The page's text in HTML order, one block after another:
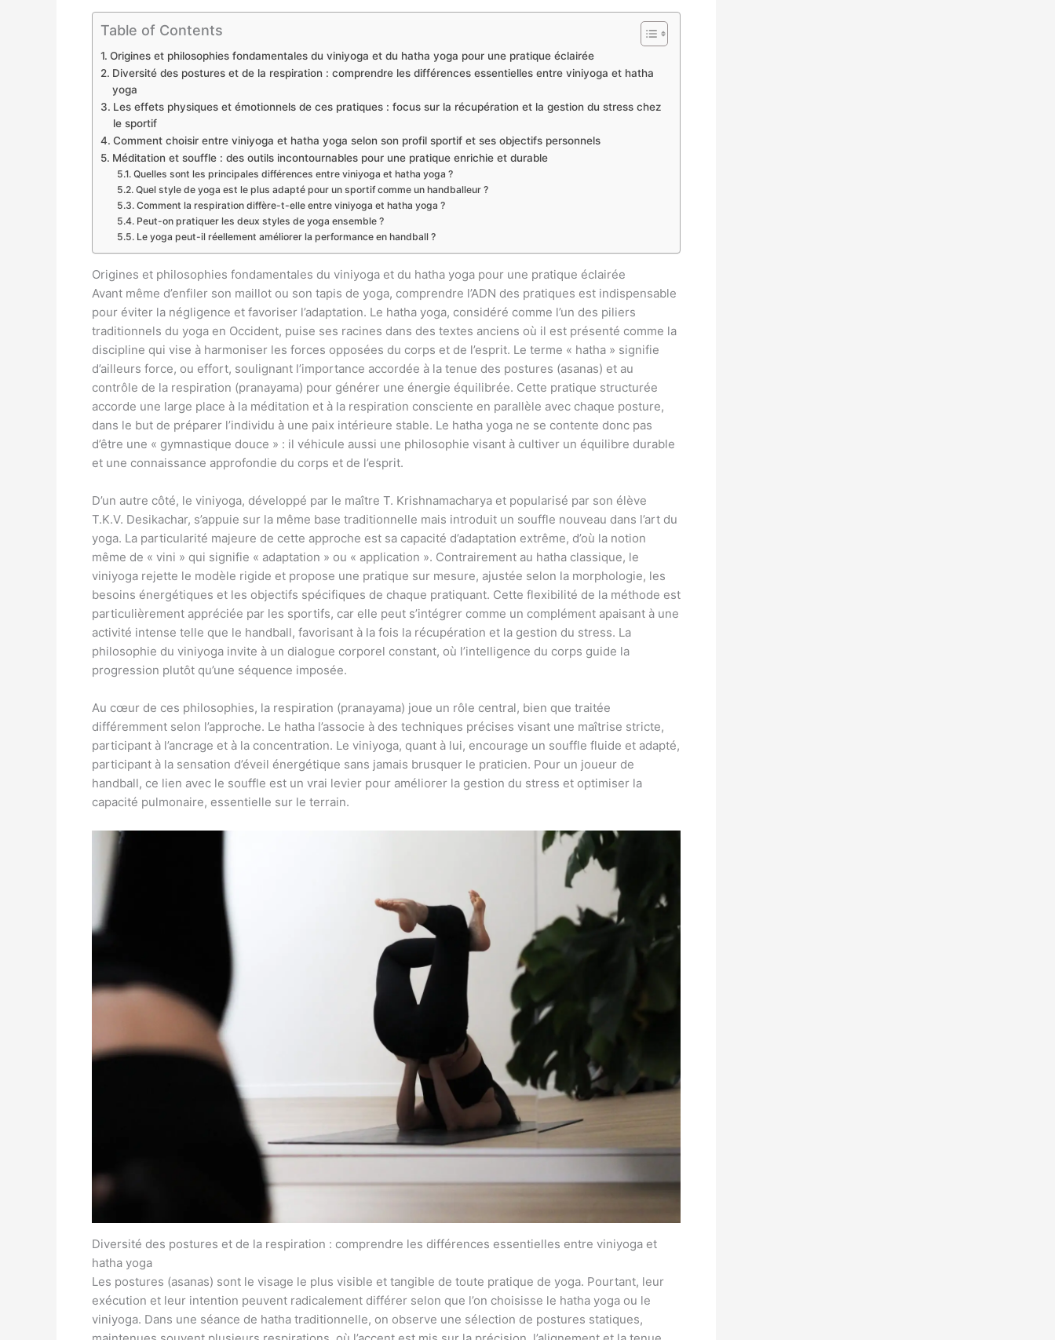
Table of Contents
Origines et philosophies fondamentales du viniyoga et du hatha yoga pour une pratique éclairée
Diversité des postures et de la respiration : comprendre les différences essentielles entre viniyoga et hatha
yoga
Les effets physiques et émotionnels de ces pratiques : focus sur la récupération et la gestion du stress chez
le sportif
Comment choisir entre viniyoga et hatha yoga selon son profil sportif et ses objectifs personnels
Méditation et souffle : des outils incontournables pour une pratique enrichie et durable
Quelles sont les principales différences entre viniyoga et hatha yoga ?
Quel style de yoga est le plus adapté pour un sportif comme un handballeur ?
Comment la respiration diffère-t-elle entre viniyoga et hatha yoga ?
Peut-on pratiquer les deux styles de yoga ensemble ?
Le yoga peut-il réellement améliorer la performance en handball ?
Origines et philosophies fondamentales du viniyoga et du hatha yoga pour une pratique éclairée
Avant même d’enfiler son maillot ou son tapis de yoga, comprendre l’ADN des pratiques est indispensable
pour éviter la négligence et favoriser l’adaptation. Le hatha yoga, considéré comme l’un des piliers
traditionnels du yoga en Occident, puise ses racines dans des textes anciens où il est présenté comme la
discipline qui vise à harmoniser les forces opposées du corps et de l’esprit. Le terme « hatha » signifie
d’ailleurs force, ou effort, soulignant l’importance accordée à la tenue des postures (asanas) et au
contrôle de la respiration (pranayama) pour générer une énergie équilibrée. Cette pratique structurée
accorde une large place à la méditation et à la respiration consciente en parallèle avec chaque posture,
dans le but de préparer l’individu à une paix intérieure stable. Le hatha yoga ne se contente donc pas
d’être une « gymnastique douce » : il véhicule aussi une philosophie visant à cultiver un équilibre durable
et une connaissance approfondie du corps et de l’esprit.
D’un autre côté, le viniyoga, développé par le maître T. Krishnamacharya et popularisé par son élève
T.K.V. Desikachar, s’appuie sur la même base traditionnelle mais introduit un souffle nouveau dans l’art du
yoga. La particularité majeure de cette approche est sa capacité d’adaptation extrême, d’où la notion
même de « vini » qui signifie « adaptation » ou « application ». Contrairement au hatha classique, le
viniyoga rejette le modèle rigide et propose une pratique sur mesure, ajustée selon la morphologie, les
besoins énergétiques et les objectifs spécifiques de chaque pratiquant. Cette flexibilité de la méthode est
particulièrement appréciée par les sportifs, car elle peut s’intégrer comme un complément apaisant à une
activité intense telle que le handball, favorisant à la fois la récupération et la gestion du stress. La
philosophie du viniyoga invite à un dialogue corporel constant, où l’intelligence du corps guide la
progression plutôt qu’une séquence imposée.
Au cœur de ces philosophies, la respiration (pranayama) joue un rôle central, bien que traitée
différemment selon l’approche. Le hatha l’associe à des techniques précises visant une maîtrise stricte,
participant à l’ancrage et à la concentration. Le viniyoga, quant à lui, encourage un souffle fluide et adapté,
participant à la sensation d’éveil énergétique sans jamais brusquer le praticien. Pour un joueur de
handball, ce lien avec le souffle est un vrai levier pour améliorer la gestion du stress et optimiser la
capacité pulmonaire, essentielle sur le terrain.
Diversité des postures et de la respiration : comprendre les différences essentielles entre viniyoga et
hatha yoga
Les postures (asanas) sont le visage le plus visible et tangible de toute pratique de yoga. Pourtant, leur
exécution et leur intention peuvent radicalement différer selon que l’on choisisse le hatha yoga ou le
viniyoga. Dans une séance de hatha traditionnelle, on observe une sélection de postures statiques,